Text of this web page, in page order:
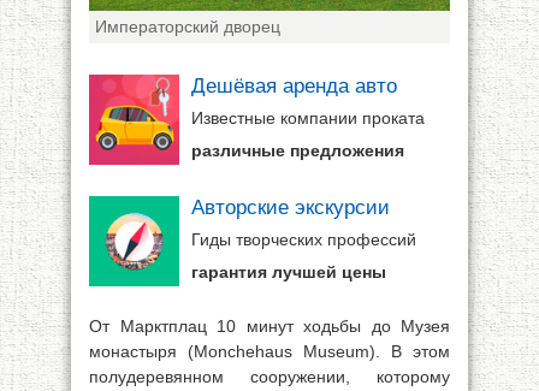
Императорский дворец
Дешёвая аренда авто
Известные компании проката
различные предложения
Авторские экскурсии
Гиды творческих профессий
гарантия лучшей цены
От Марктплац 10 минут ходьбы до Музея
монастыря (Monchehaus Museum). В этом
полудеревянном сооружении, которому